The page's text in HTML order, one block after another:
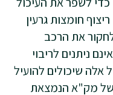
חומצות גרעין
את הרכב
ניתנים לריבוי
אלה שיכולים להועיל
של מק"א הנמצאת